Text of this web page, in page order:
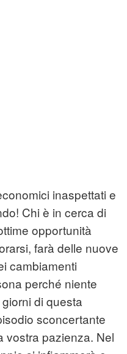
inaspettati e
Chi è in cerca di
opportunità
farà delle nuove
cambiamenti
perché niente
di questa
sconcertante
vostra pazienza. Nel